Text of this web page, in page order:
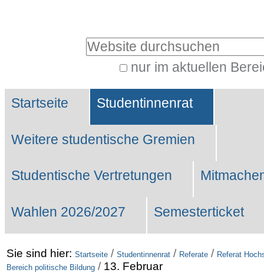
Website durchsuchen
nur im aktuellen
Suche…
Sektionen
Startseite Studentinnenrat
Weitere studentische Gremien
Studentische Vertretungen
Wahlen 2026/2027 Semesterticket
Sie sind hier: Startseite / Studentinnenrat / Referate / Referat
Bereich politische Bildung / 13. Februar